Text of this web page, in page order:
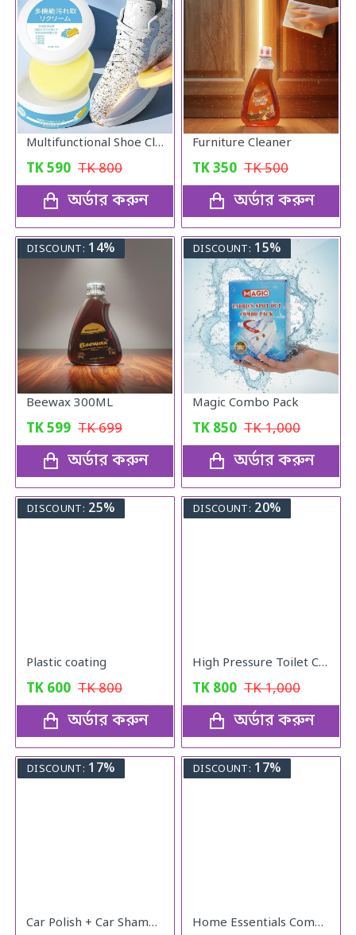
Multifunctional Shoe Cleaning Cream
TK590 TK800
অর্ডার করুন
Furniture Cleaner
TK350 TK500
অর্ডার করুন
DISCOUNT: 14%
Beewax 300ML
TK599 TK699
অর্ডার করুন
DISCOUNT: 15%
Magic Combo Pack
TK 850 TK1,000
অর্ডার করুন
DISCOUNT: 25%
Plastic coating
TK 600 TK800
অর্ডার করুন
DISCOUNT: 20%
High Pressure Toilet Cleaning PUMP
TK 800 TK1,000
অর্ডার করুন
DISCOUNT: 17%
Car Polish + Car Shampoo
DISCOUNT: 17%
Home Essentials Combo Pack